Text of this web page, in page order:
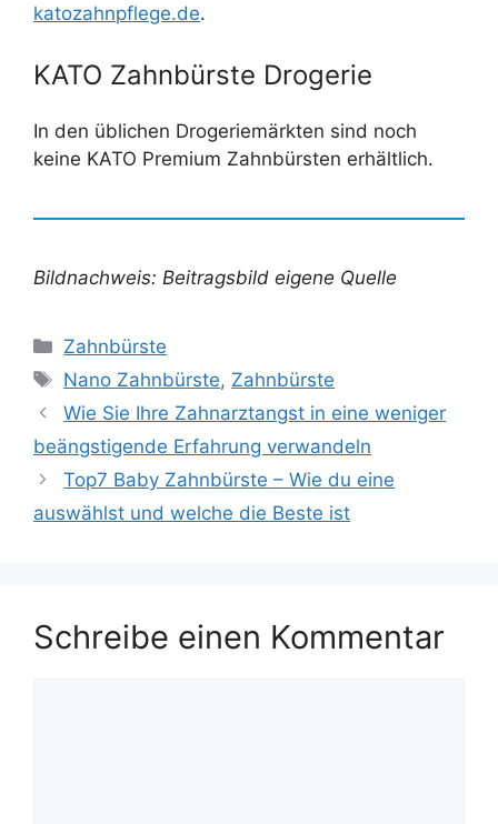
katozahnpflege.de.
KATO Zahnbürste Drogerie
In den üblichen Drogeriemärkten sind noch
keine KATO Premium Zahnbürsten erhältlich.
Bildnachweis: Beitragsbild eigene Quelle
Kategorien
Zahnbürste
Schlagwörter
Nano Zahnbürste, Zahnbürste
Wie Sie Ihre Zahnarztangst in eine weniger
beängstigende Erfahrung verwandeln
Top7 Baby Zahnbürste – Wie du eine
auswählst und welche die Beste ist
Schreibe einen Kommentar